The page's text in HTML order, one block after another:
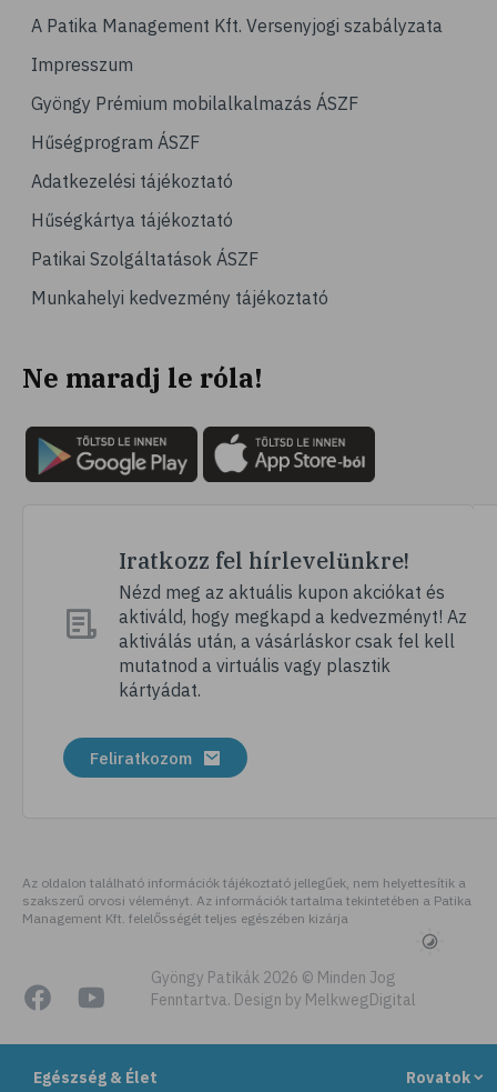
Egészség & Élet Rovatok
# érzések
# virág
# DIY
# afázia
# beszédzavar
# agyvérzés
# epilepszia
# mobiltelefon
# kütyü
# relaxáció
# autogén tréning
# mentálhigiénia
# önismeret
# önbizalom
# mindfulness
# kreativitás
# agy
# agyműködés
# memória
A Patika Management Kft. Versenyjogi szabályzata
Impresszum
Gyöngy Prémium mobilalkalmazás ÁSZF
Hűségprogram ÁSZF
Adatkezelési tájékoztató
Hűségkártya tájékoztató
Patikai Szolgáltatások ÁSZF
Munkahelyi kedvezmény tájékoztató
Ne maradj le róla!
Iratkozz fel hírlevelünkre!
Nézd meg az aktuális kupon akciókat és
aktiváld, hogy megkapd a kedvezményt! Az
aktiválás után, a vásárláskor csak fel kell
mutatnod a virtuális vagy plasztik
kártyádat.
Feliratkozom
Az oldalon található információk tájékoztató jellegűek, nem helyettesítik a
szakszerű orvosi véleményt. Az információk tartalma tekintetében a Patika
Management Kft. felelősségét teljes egészében kizárja
Gyöngy Patikák 2026 © Minden Jog
Fenntartva. Design by MelkwegDigital